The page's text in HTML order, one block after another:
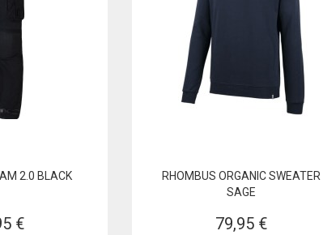
2.0 BLACK
€
RHOMBUS ORGANIC SWEATER
SAGE
79,95 €